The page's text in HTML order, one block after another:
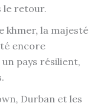
le retour.
khmer, la majesté
encore
pays résilient,
Durban et les